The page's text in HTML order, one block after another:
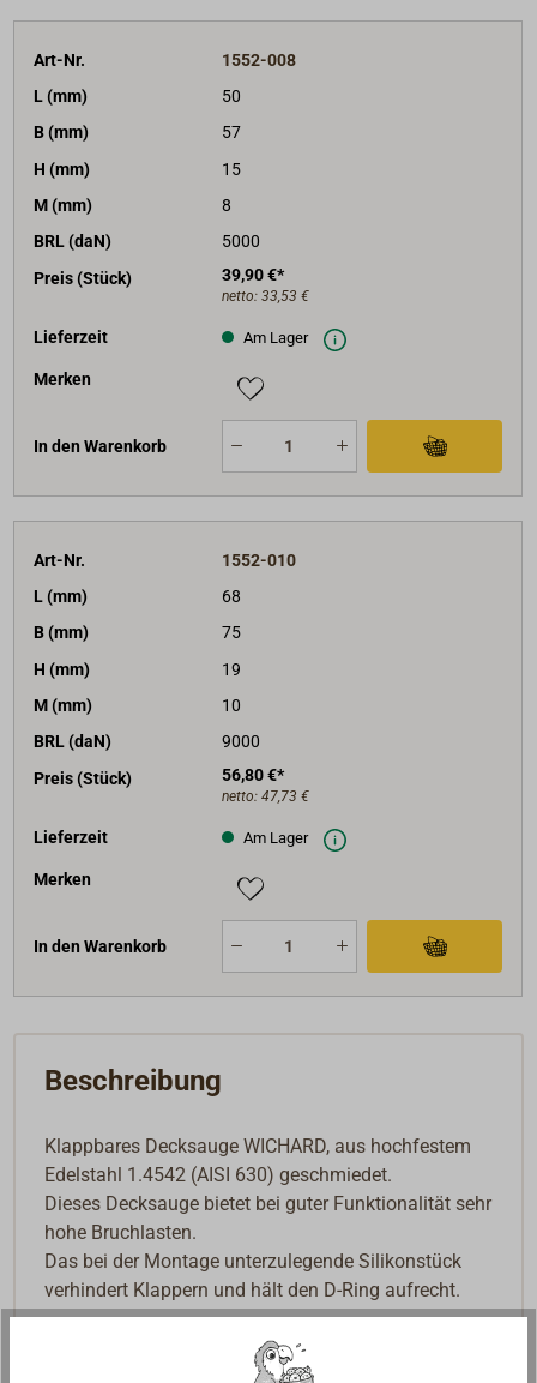
Art-Nr.
1552-008
L (mm)
50
B (mm)
57
H (mm)
15
M (mm)
8
BRL (daN)
5000
Preis (Stück)
39,90 €*
netto: 33,53 €
Lieferzeit Am Lager
Merken
In den Warenkorb
Art-Nr.
1552-010
L (mm)
68
B (mm)
75
H (mm)
19
M (mm)
10
BRL (daN)
9000
Preis (Stück)
56,80 €*
netto: 47,73 €
Lieferzeit Am Lager
Merken
In den Warenkorb
Beschreibung
Klappbares Decksauge WICHARD, aus hochfestem
Edelstahl 1.4542 (AISI 630) geschmiedet.
Dieses Decksauge bietet bei guter Funktionalität sehr
hohe Bruchlasten.
Das bei der Montage unterzulegende Silikonstück
verhindert Klappern und hält den D-Ring aufrecht.
Sehr gut geeignet als Anschlagauge für
Sicherheitsleinen (erfüllt ISO 15085).